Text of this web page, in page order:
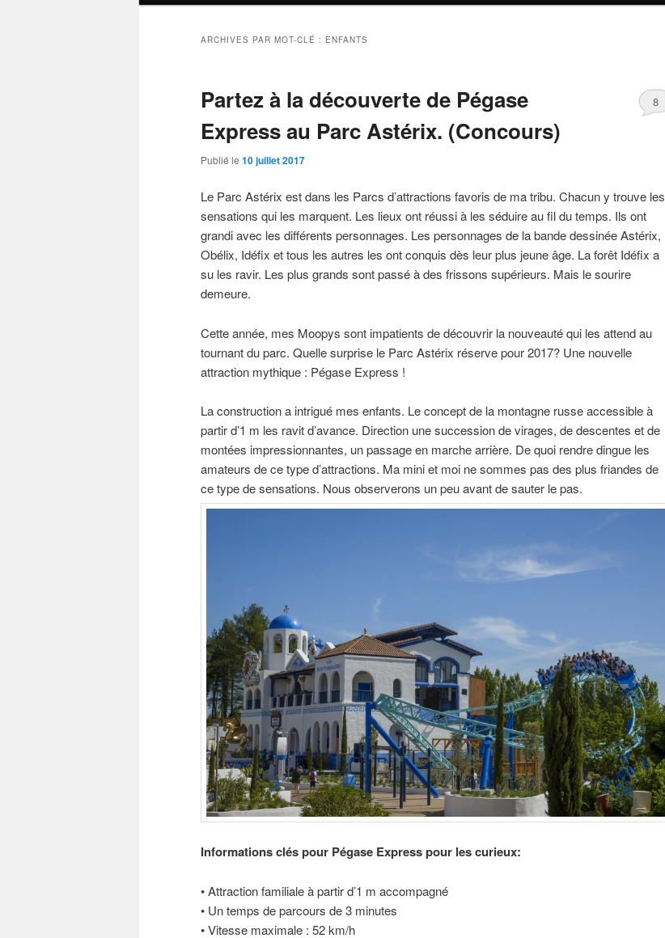
ARCHIVES PAR MOT-CLÉ : ENFANTS
Partez à la découverte de Pégase
Express au Parc Astérix. (Concours)
Publié le 10 juillet 2017
8
Le Parc Astérix est dans les Parcs d’attractions favoris de ma tribu. Chacun y trouve les
sensations qui les marquent. Les lieux ont réussi à les séduire au fil du temps. Ils ont
grandi avec les différents personnages. Les personnages de la bande dessinée Astérix,
Obélix, Idéfix et tous les autres les ont conquis dès leur plus jeune âge. La forêt Idéfix a
su les ravir. Les plus grands sont passé à des frissons supérieurs. Mais le sourire
demeure.
Cette année, mes Moopys sont impatients de découvrir la nouveauté qui les attend au
tournant du parc. Quelle surprise le Parc Astérix réserve pour 2017? Une nouvelle
attraction mythique : Pégase Express !
La construction a intrigué mes enfants. Le concept de la montagne russe accessible à
partir d’1 m les ravit d’avance. Direction une succession de virages, de descentes et de
montées impressionnantes, un passage en marche arrière. De quoi rendre dingue les
amateurs de ce type d’attractions. Ma mini et moi ne sommes pas des plus friandes de
ce type de sensations. Nous observerons un peu avant de sauter le pas.
Informations clés pour Pégase Express pour les curieux:
• Attraction familiale à partir d’1 m accompagné
• Un temps de parcours de 3 minutes
• Vitesse maximale : 52 km/h